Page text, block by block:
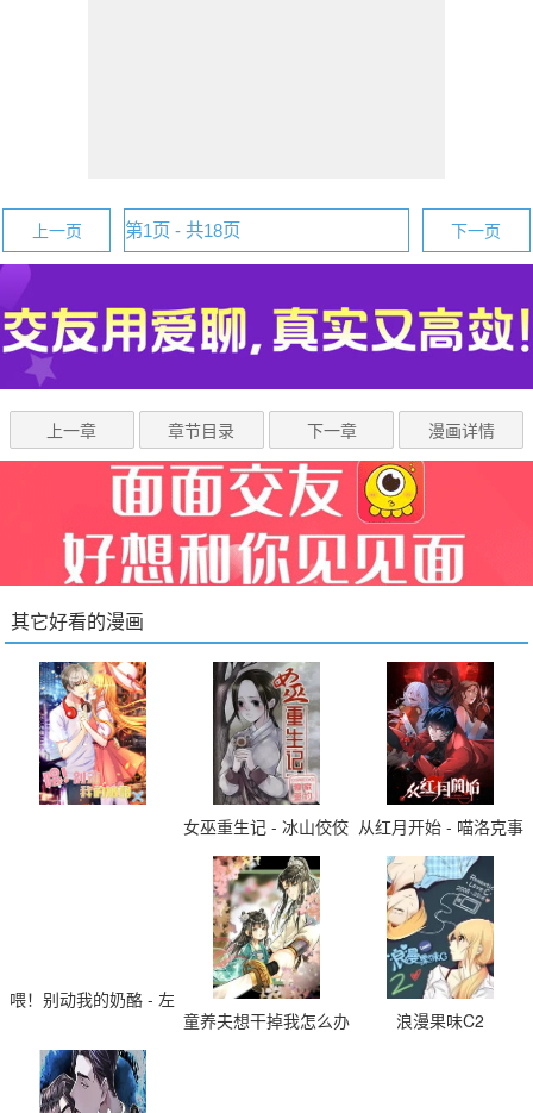
上一页 下一页
上一章 章节目录 下一章 漫画详情
其它好看的漫画
喂！别动我的奶酪 - 左
封面
女巫重生记 - 冰山佼佼
- 故事漫画漫画封面
从红月开始 - 喵洛克事
务所,喵洛克全能小助手
- 战斗 末日 国漫 热门
漫画封面
童养夫想干掉我怎么办
浪漫果味C2